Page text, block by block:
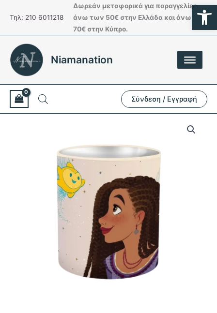
στοΤηλ: 210 6011218
Δωρεάν μεταφορικά για παραγγελίες
άνω των 50€ στην Ελλάδα και άνω των
70€ στην Κύπρο.
Niamanation
Σύνδεση / Εγγραφή